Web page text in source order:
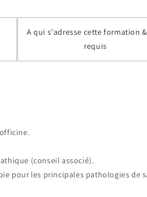
A qui s'adresse cette formation
requis
(conseil associé).
pour les principales pathologies de